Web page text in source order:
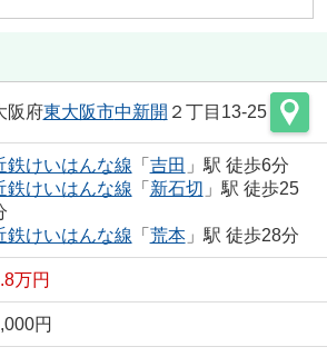
阪府東大阪市中新開 ２丁目13-25
鉄けいはんな線 「 吉田 」駅 徒歩6分
鉄けいはんな線 「 新石切 」駅 徒歩25
鉄けいはんな線 「 荒本」駅 徒歩28分
万円
円